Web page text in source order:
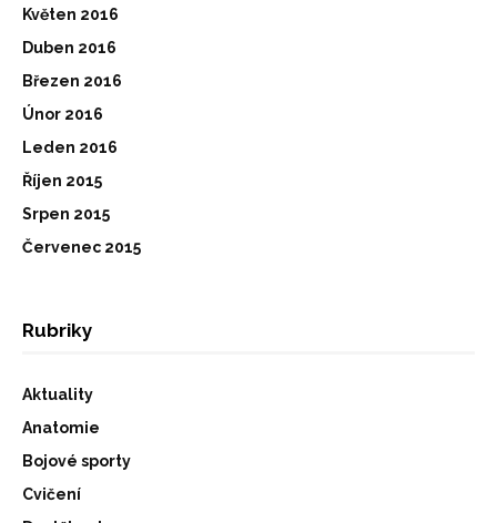
Květen 2016
Duben 2016
Březen 2016
Únor 2016
Leden 2016
Říjen 2015
Srpen 2015
Červenec 2015
Rubriky
Aktuality
Anatomie
Bojové sporty
Cvičení